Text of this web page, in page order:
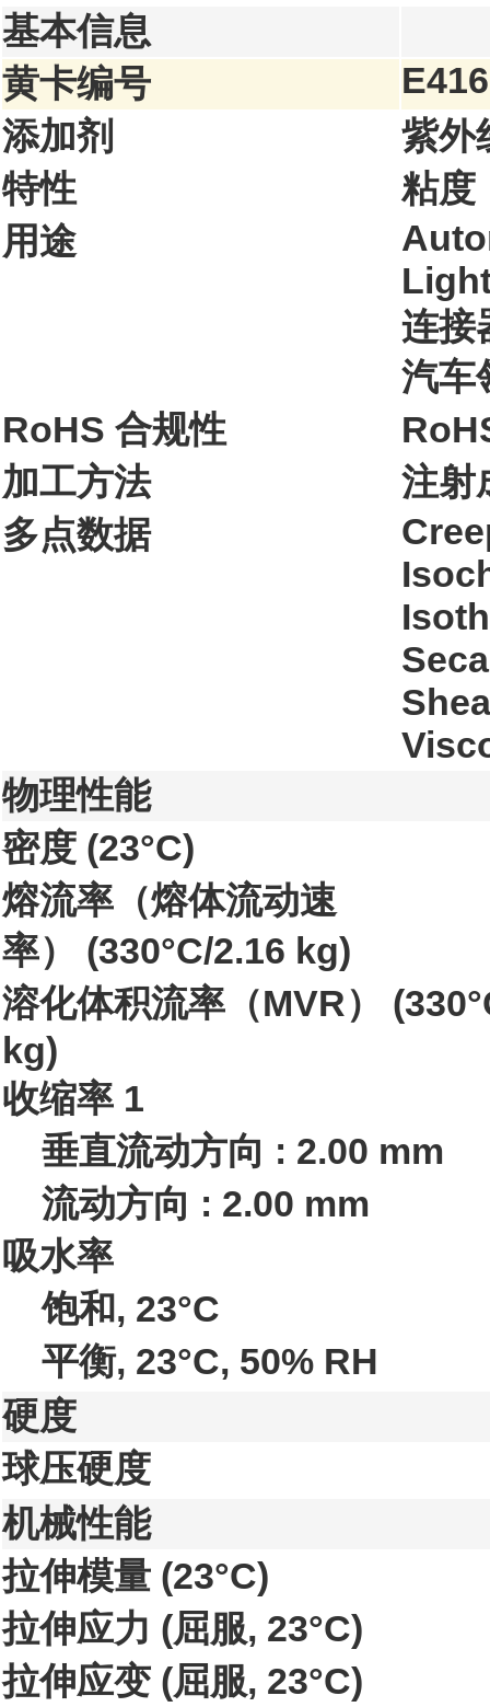
基本信息
黄卡编号
添加剂
紫外
特性
粘度
用途
连接
汽车
RoHS 合规性
加工方法
注射
多点数据
物理性能
密度 (23°C)
熔流率（熔体流动速
率） (330°C/2.16 kg)
溶化体积流率（MVR）
kg)
收缩率 1
垂直流动方向 : 2.00 mm
流动方向 : 2.00 mm
吸水率
饱和, 23°C
平衡, 23°C, 50% RH
硬度
球压硬度
机械性能
拉伸模量 (23°C)
拉伸应力 (屈服, 23°C)
拉伸应变 (屈服, 23°C)